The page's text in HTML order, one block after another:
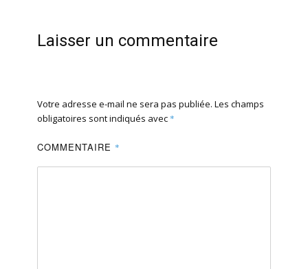
Laisser un commentaire
Votre adresse e-mail ne sera pas publiée. Les champs
obligatoires sont indiqués avec *
COMMENTAIRE *